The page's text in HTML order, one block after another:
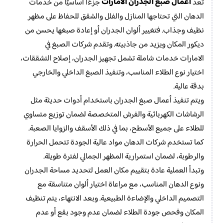
الدهان التي تحتاجها المنازل والفلل والشقق للحفاظ على مظهر
نظيف وجذاب. فتغيير ألوان الجدران أو إعادة صبغها يحسن من
ديكور المكان ويزيد من جاذبيته. وتقدم شركات الصبغ في
الامارات خدمات شاملة تشمل تجهيز الجدران، إصلاح التشققات،
اختيار نوع الطلاء المناسب، وتنفيذ الصبغ الداخلي والخارجي
بدقة عالية.
ويتم تنفيذ أعمال صبغ الجدران باستخدام أدوات حديثة مثل
الرشاشات الكهربائية والفرش المتخصصة لضمان توزيع متساوي
للطلاء على جميع الأسطح، بما في ذلك الأسقف والزوايا الصعبة.
كما تستخدم شركات الدهان مواد عالية الجودة تتحمل الحرارة
والرطوبة، لضمان استمرارية المظهر الجمالي لفترة طويلة.
وتبدأ العملية عادة بتقييم مكان العمل لتحديد مساحة الجدران
ونوع الدهان المناسب، مع مراعاة اختيار ألوان متناسقة مع
التصميم الداخلي والإضاءة الطبيعية. وبعد الانتهاء، يتم تنظيف
المكان وفحص جودة الطلاء لضمان عدم وجود بقع أو عدم